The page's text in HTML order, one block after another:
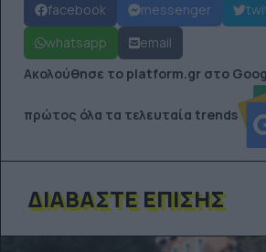
facebook messenger
whatsapp
email
Ακολούθησε το platform.gr στο
πρώτος όλα τα τελευταία trends
ΔΙΑΒΆΣΤΕ ΕΠΊΣΗΣ